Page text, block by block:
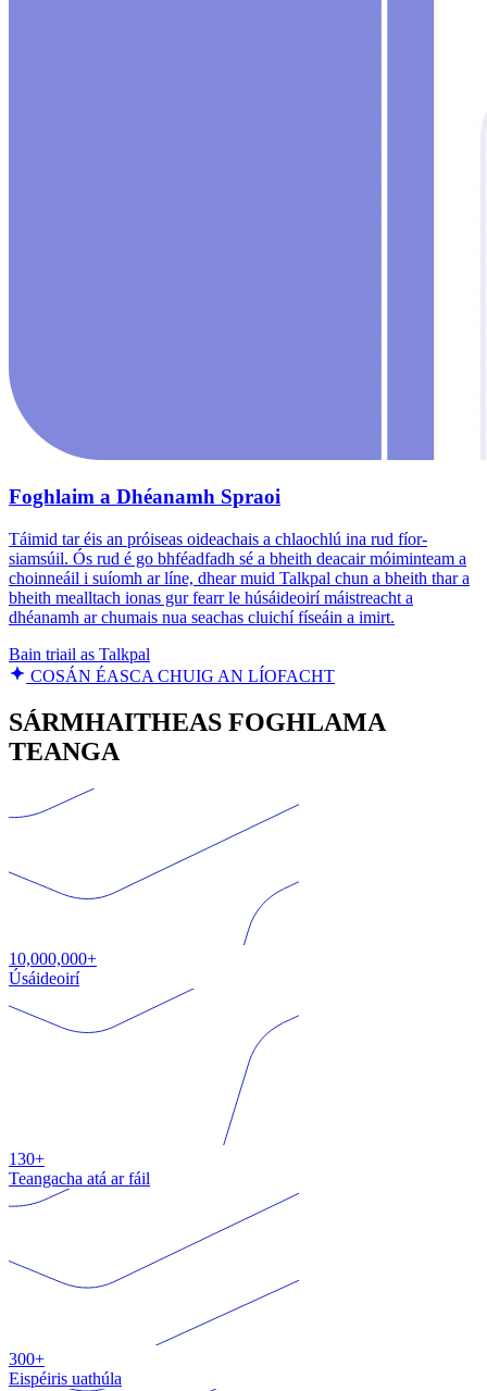
Foghlaim a Dhéanamh Spraoi
Táimid tar éis an próiseas oideachais a chlaochlú ina rud fíor-
siamsúil. Ós rud é go bhféadfadh sé a bheith deacair móiminteam a
choinneáil i suíomh ar líne, dhear muid Talkpal chun a bheith thar a
bheith mealltach ionas gur fearr le húsáideoirí máistreacht a
dhéanamh ar chumais nua seachas cluichí físeáin a imirt.
Bain triail as Talkpal
COSÁN ÉASCA CHUIG AN LÍOFACHT
SÁRMHAITHEAS FOGHLAMA
TEANGA
10,000,000+
Úsáideoirí
130+
Teangacha atá ar fáil
300+
Eispéiris uathúla